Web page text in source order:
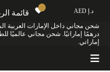
إماراتي.
د.إ AED قائمة